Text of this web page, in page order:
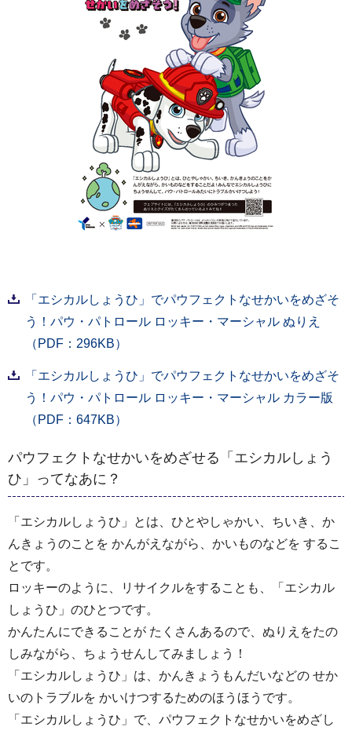
「エシカルしょうひ」でパウフェクトなせかいをめざそ
う！パウ・パトロール ロッキー・マーシャル ぬりえ
（PDF：296KB）
「エシカルしょうひ」でパウフェクトなせかいをめざそ
う！パウ・パトロール ロッキー・マーシャル カラー版
（PDF：647KB）
パウフェクトなせかいをめざせる「エシカルしょう
ひ」ってなあに？
「エシカルしょうひ」とは、ひとやしゃかい、ちいき、か
んきょうのことを かんがえながら、かいものなどを するこ
とです。
ロッキーのように、リサイクルをすることも、「エシカル
しょうひ」のひとつです。
かんたんにできることが たくさんあるので、ぬりえをたの
しみながら、ちょうせんしてみましょう！
「エシカルしょうひ」は、かんきょうもんだいなどの せか
いのトラブルを かいけつするためのほうほうです。
「エシカルしょうひ」で、パウフェクトなせかいをめざし